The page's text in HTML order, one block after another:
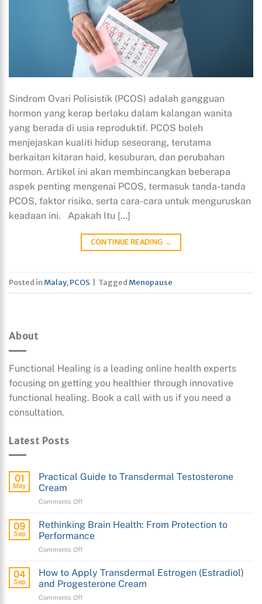
Sindrom Ovari Polisistik (PCOS) adalah gangguan
hormon yang kerap berlaku dalam kalangan wanita
yang berada di usia reproduktif. PCOS boleh
menjejaskan kualiti hidup seseorang, terutama
berkaitan kitaran haid, kesuburan, dan perubahan
hormon. Artikel ini akan membincangkan beberapa
aspek penting mengenai PCOS, termasuk tanda-tanda
PCOS, faktor risiko, serta cara-cara untuk menguruskan
keadaan ini. Apakah Itu […]
CONTINUE READING →
Posted in Malay,PCOS Tagged Menopause
About
Functional Healing is a leading online health experts
focusing on getting you healthier through innovative
functional healing. Book a call with us if you need a
consultation.
Latest Posts
01
May
Practical Guide to Transdermal Testosterone
Cream
Comments Offon
Guide
to
Transdermal
Testosterone
09
Sep
Rethinking Brain Health: From Protection to
Performance
Comments Offon
Brain
Health:
From
Protection
04
Sep
How to Apply Transdermal Estrogen (Estradiol)
and Progesterone Cream
Comments Offon